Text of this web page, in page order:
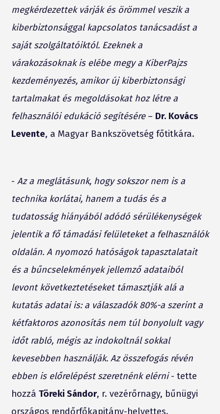
megkérdezettek várják és örömmel veszik a
kiberbiztonsággal kapcsolatos tanácsadást a
saját szolgáltatóiktól. Ezeknek a
várakozásoknak is elébe megy a KiberPajzs
kezdeményezés, amikor új kiberbiztonsági
tartalmakat és megoldásokat hoz létre a
felhasználói edukáció segítésére– Dr. Kovács
Levente, a Magyar Bankszövetség főtitkára.
- Az a meglátásunk, hogy sokszor nem is a
technika korlátai, hanem a tudás és a
tudatosság hiányából adódó sérülékenységek
jelentik a fő támadási felületeket a felhasználók
oldalán. A nyomozó hatóságok tapasztalatait
és a bűncselekmények jellemző adataiból
levont következtetéseket támasztják alá a
kutatás adatai is: a válaszadók 80%-a szerint a
kétfaktoros azonosítás nem túl bonyolult vagy
időt rabló, mégis az indokoltnál sokkal
kevesebben használják. Az összefogás révén
ebben is előrelépést szeretnénk elérni- tette
hozzá Töreki Sándor, r. vezérőrnagy, bűnügyi
országos rendőrfőkapitány-helyettes.